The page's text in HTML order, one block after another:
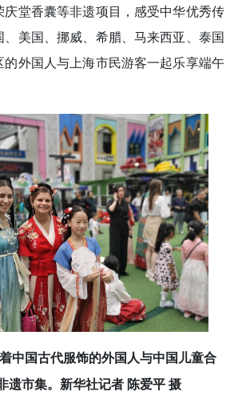
堂香囊等非遗项目，感受中华优秀传
美国、挪威、希腊、马来西亚、泰国
外国人与上海市民游客一起乐享端午
中国古代服饰的外国人与中国儿童合
遗市集。新华社记者 陈爱平 摄